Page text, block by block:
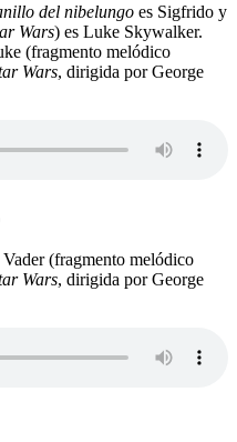
del nibelungo es Sigfrido y
Wars) es Luke Skywalker.
(fragmento melódico
Wars, dirigida por George
(fragmento melódico
Wars, dirigida por George